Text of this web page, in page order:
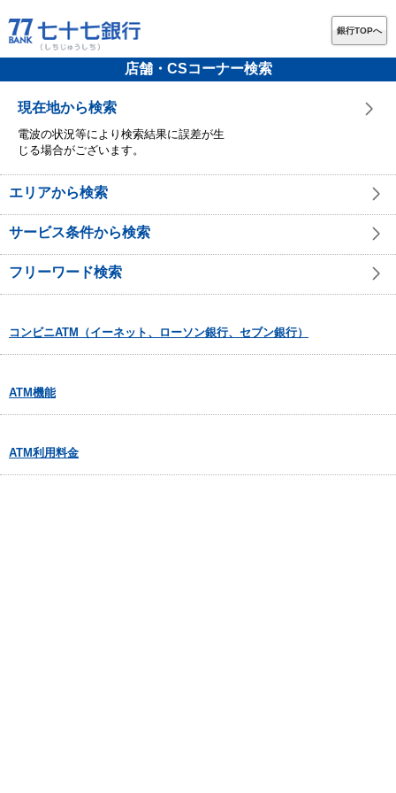
銀行TOPへ
店舗・CSコーナー検索
現在地から検索
電波の状況等により検索結果に誤差が生
じる場合がございます。
エリアから検索
サービス条件から検索
フリーワード検索
コンビニATM（イーネット、ローソン銀行、セブン銀行）
ATM機能
ATM利用料金